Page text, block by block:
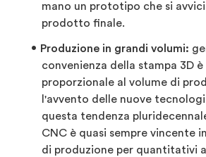
mano un prototipo che si
prodotto finale.
Produzione in grandi volumi:
convenienza della stampa 3D
proporzionale al volume di
l'avvento delle nuove
questa tendenza
CNC è quasi sempre vincente
di produzione per quantitativi